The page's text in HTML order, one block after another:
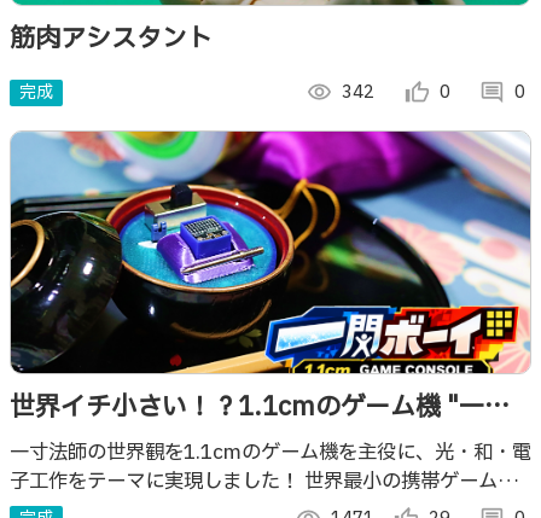
筋肉アシスタント
完成 visibility 342 thumb_up_alt 0 comment 0
世界イチ小さい！？1.1cmのゲーム機 "一閃
ボーイ！"
一寸法師の世界観を1.1cmのゲーム機を主役に、光・和・電
子工作をテーマに実現しました！ 世界最小の携帯ゲーム&展
示会で遊んで学べる作品を目指し、初心者を巻込んだチーム